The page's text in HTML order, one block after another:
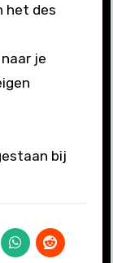
het des
je
bij